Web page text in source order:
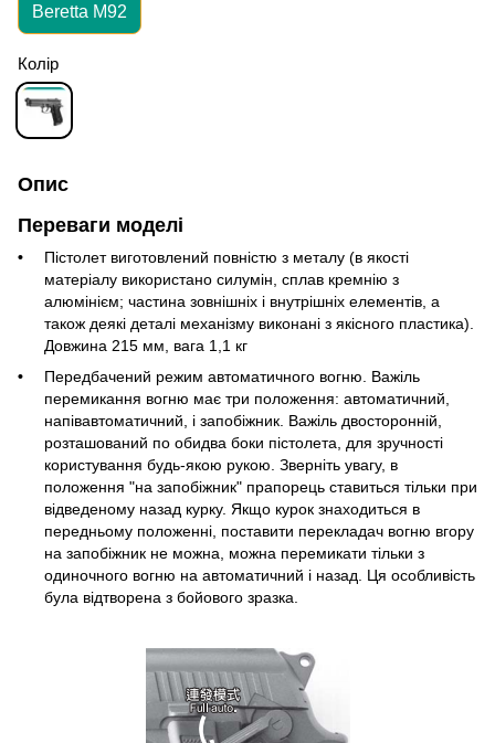
Beretta M92
Колір
Опис
Переваги моделі
Пістолет виготовлений повністю з металу (в якості
матеріалу використано силумін, сплав кремнію з
алюмінієм; частина зовнішніх і внутрішніх елементів, а
також деякі деталі механізму виконані з якісного пластика).
Довжина 215 мм, вага 1,1 кг
Передбачений режим автоматичного вогню. Важіль
перемикання вогню має три положення: автоматичний,
напівавтоматичний, і запобіжник. Важіль двосторонній,
розташований по обидва боки пістолета, для зручності
користування будь-якою рукою. Зверніть увагу, в
положення "на запобіжник" прапорець ставиться тільки при
відведеному назад курку. Якщо курок знаходиться в
передньому положенні, поставити перекладач вогню вгору
на запобіжник не можна, можна перемикати тільки з
одиночного вогню на автоматичний і назад. Ця особливість
була відтворена з бойового зразка.